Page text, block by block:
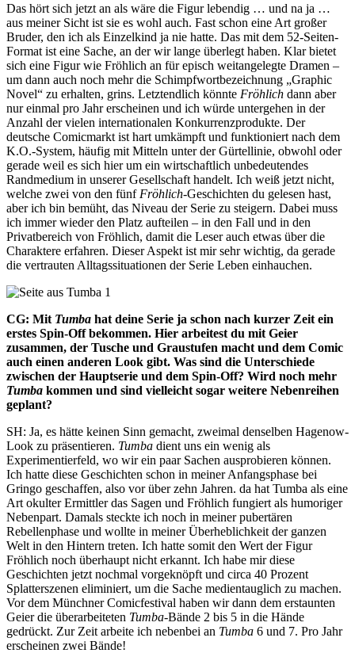
Das hört sich jetzt an als wäre die Figur lebendig … und na ja …
aus meiner Sicht ist sie es wohl auch. Fast schon eine Art großer
Bruder, den ich als Einzelkind ja nie hatte. Das mit dem 52-Seiten-
Format ist eine Sache, an der wir lange überlegt haben. Klar bietet
sich eine Figur wie Fröhlich an für episch weitangelegte Dramen –
um dann auch noch mehr die Schimpfwortbezeichnung „Graphic
Novel“ zu erhalten, grins. Letztendlich könnte Fröhlich dann aber
nur einmal pro Jahr erscheinen und ich würde untergehen in der
Anzahl der vielen internationalen Konkurrenzprodukte. Der
deutsche Comicmarkt ist hart umkämpft und funktioniert nach dem
K.O.-System, häufig mit Mitteln unter der Gürtellinie, obwohl oder
gerade weil es sich hier um ein wirtschaftlich unbedeutendes
Randmedium in unserer Gesellschaft handelt. Ich weiß jetzt nicht,
welche zwei von den fünf Fröhlich-Geschichten du gelesen hast,
aber ich bin bemüht, das Niveau der Serie zu steigern. Dabei muss
ich immer wieder den Platz aufteilen – in den Fall und in den
Privatbereich von Fröhlich, damit die Leser auch etwas über die
Charaktere erfahren. Dieser Aspekt ist mir sehr wichtig, da gerade
die vertrauten Alltagssituationen der Serie Leben einhauchen.
CG: Mit Tumba hat deine Serie ja schon nach kurzer Zeit ein
erstes Spin-Off bekommen. Hier arbeitest du mit Geier
zusammen, der Tusche und Graustufen macht und dem Comic
auch einen anderen Look gibt. Was sind die Unterschiede
zwischen der Hauptserie und dem Spin-Off? Wird noch mehr
Tumba kommen und sind vielleicht sogar weitere Nebenreihen
geplant?
SH: Ja, es hätte keinen Sinn gemacht, zweimal denselben Hagenow-
Look zu präsentieren. Tumba dient uns ein wenig als
Experimentierfeld, wo wir ein paar Sachen ausprobieren können.
Ich hatte diese Geschichten schon in meiner Anfangsphase bei
Gringo geschaffen, also vor über zehn Jahren. da hat Tumba als eine
Art okulter Ermittler das Sagen und Fröhlich fungiert als humoriger
Nebenpart. Damals steckte ich noch in meiner pubertären
Rebellenphase und wollte in meiner Überheblichkeit der ganzen
Welt in den Hintern treten. Ich hatte somit den Wert der Figur
Fröhlich noch überhaupt nicht erkannt. Ich habe mir diese
Geschichten jetzt nochmal vorgeknöpft und circa 40 Prozent
Splatterszenen eliminiert, um die Sache medientauglich zu machen.
Vor dem Münchner Comicfestival haben wir dann dem erstaunten
Geier die überarbeiteten Tumba-Bände 2 bis 5 in die Hände
gedrückt. Zur Zeit arbeite ich nebenbei an Tumba 6 und 7. Pro Jahr
erscheinen zwei Bände!